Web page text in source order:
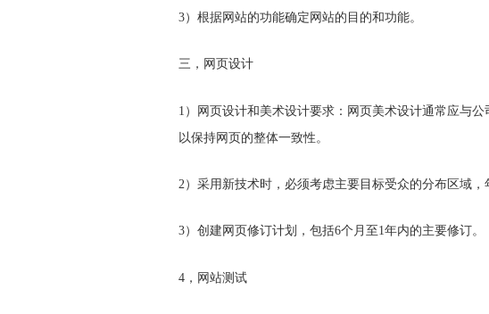
3）根据网站的功能确定网站的目的和功能。
三，网页设计
1）网页设计和美术设计要求：网页美术设计通常应与
以保持网页的整体一致性。
2）采用新技术时，必须考虑主要目标受众的分布区域，
3）创建网页修订计划，包括6个月至1年内的主要修订。
4，网站测试